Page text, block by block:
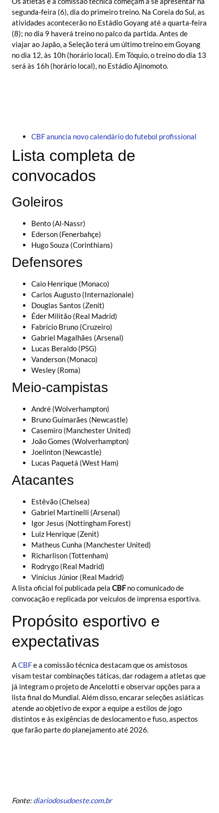
segunda-feira (6), dia do primeiro treino. Na Coreia do Sul, as
atividades acontecerão no Estádio Goyang até a quarta-feira
(8); no dia 9 haverá treino no palco da partida. Antes de
viajar ao Japão, a Seleção terá um último treino em Goyang
no dia 12, às 10h (horário local). Em Tóquio, o treino do dia 13
será às 16h (horário local), no Estádio Ajinomoto.
CBF anuncia novo calendário do futebol profissional
Lista completa de
convocados
Goleiros
Bento (Al-Nassr)
Ederson (Fenerbahçe)
Hugo Souza (Corinthians)
Defensores
Caio Henrique (Monaco)
Carlos Augusto (Internazionale)
Douglas Santos (Zenit)
Éder Militão (Real Madrid)
Fabrício Bruno (Cruzeiro)
Gabriel Magalhães (Arsenal)
Lucas Beraldo (PSG)
Vanderson (Monaco)
Wesley (Roma)
Meio-campistas
André (Wolverhampton)
Bruno Guimarães (Newcastle)
Casemiro (Manchester United)
João Gomes (Wolverhampton)
Joelinton (Newcastle)
Lucas Paquetá (West Ham)
Atacantes
Estêvão (Chelsea)
Gabriel Martinelli (Arsenal)
Igor Jesus (Nottingham Forest)
Luiz Henrique (Zenit)
Matheus Cunha (Manchester United)
Richarlison (Tottenham)
Rodrygo (Real Madrid)
Vinícius Júnior (Real Madrid)
A lista oficial foi publicada pela CBFno comunicado de
convocação e replicada por veículos de imprensa esportiva.
Propósito esportivo e
expectativas
ACBFe a comissão técnica destacam que os amistosos
visam testar combinações táticas, dar rodagem a atletas que
já integram o projeto de Ancelotti e observar opções para a
lista final do Mundial. Além disso, encarar seleções asiáticas
atende ao objetivo de expor a equipe a estilos de jogo
distintos e às exigências de deslocamento e fuso, aspectos
que farão parte do planejamento até 2026.
Fonte:diariodosudoeste.com.br